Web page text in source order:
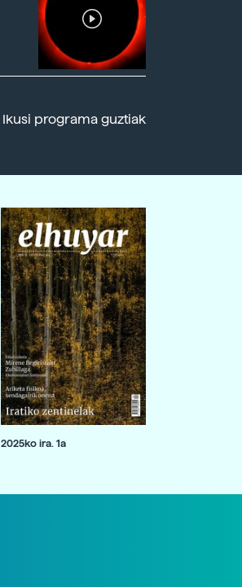
Ikusi programa guztiak
2025ko ira. 1a